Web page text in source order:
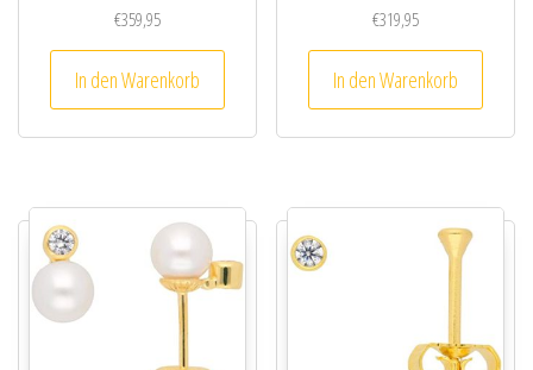
€359,95
In den Warenkorb
€319,95
In den Warenkorb